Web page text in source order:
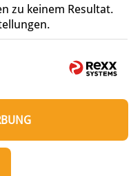
zu keinem Resultat.